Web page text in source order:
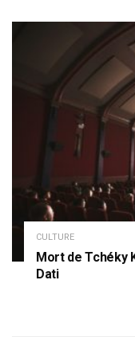
CULTURE
Mort de Tchéky
Dati